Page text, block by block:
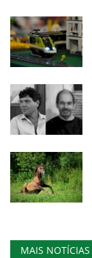
MAIS NOTÍCIAS